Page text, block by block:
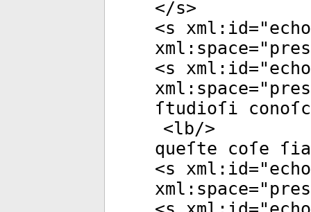
</s>
<s xml:id="
xml:space="
<s xml:id="
xml:space="
ſtudioſi
<lb/>
queſte coſe
<s xml:id="
xml:space="